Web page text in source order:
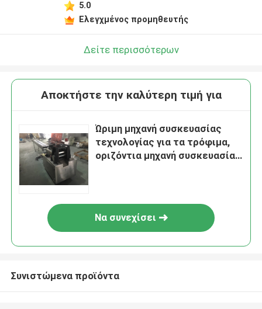
5.0
Ελεγχμένος προμηθευτής
Δείτε περισσότερων
Αποκτήστε την καλύτερη τιμή για
Ώριμη μηχανή συσκευασίας
τεχνολογίας για τα τρόφιμα,
οριζόντια μηχανή συσκευασίας
Να συνεχίσει
Συνιστώμενα προϊόντα